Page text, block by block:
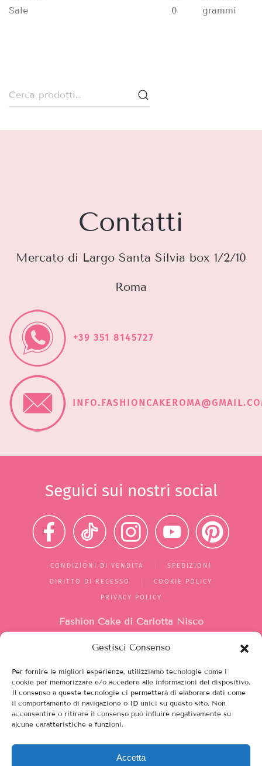
Gestisci Consenso
Per fornire le migliori esperienze, utilizziamo tecnologie come i
cookie per memorizzare e/o accedere alle informazioni del dispositivo.
Il consenso a queste tecnologie ci permetterà di elaborare dati come
il comportamento di navigazione o ID unici su questo sito. Non
acconsentire o ritirare il consenso può influire negativamente su
alcune caratteristiche e funzioni.
Accetta
Sale
0 grammi
Cerca:
Contatti
Mercato di Largo Santa Silvia box 1/2/10
Roma
+39 351 8145727
Seguici sui nostri social
CONDIZIONI DI VENDITA SPEDIZIONI
DIRITTO DI RECESSO COOKIE POLICY
PRIVACY POLICY
Fashion Cake di Carlotta Nisco
Mercato di Largo Santa Silvia
00149, Roma (RM)
Italia
Partita iva 12208751003
Chiamaci al 351 8145727